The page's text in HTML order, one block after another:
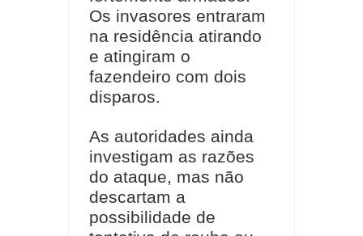
Os invasores entraram
na residência atirando
e atingiram o
fazendeiro com dois
disparos.
As autoridades ainda
investigam as razões
do ataque, mas não
descartam a
possibilidade de